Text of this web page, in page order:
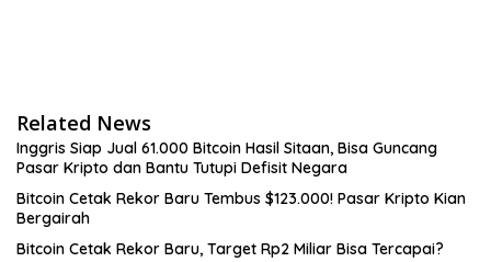
Related News
Inggris Siap Jual 61.000 Bitcoin Hasil Sitaan, Bisa Guncang
Pasar Kripto dan Bantu Tutupi Defisit Negara
Bitcoin Cetak Rekor Baru Tembus $123.000! Pasar Kripto Kian
Bergairah
Bitcoin Cetak Rekor Baru, Target Rp2 Miliar Bisa Tercapai?